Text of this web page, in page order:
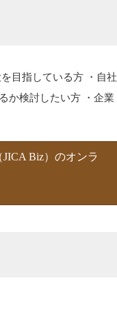
目指している方 ・自社
か検討したい方 ・企業
Biz）のオンラ